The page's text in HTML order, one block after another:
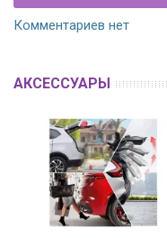
Комментариев нет
АКСЕССУАРЫ